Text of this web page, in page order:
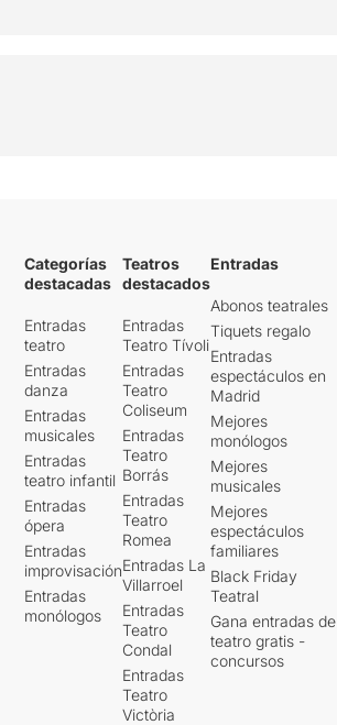
Categorías
destacadas
Entradas
teatro
Entradas
danza
Entradas
musicales
Entradas
teatro infantil
Entradas
ópera
Entradas
improvisación
Entradas
monólogos
Teatros
destacados
Entradas
Teatro Tívoli
Entradas
Teatro
Coliseum
Entradas
Teatro
Borrás
Entradas
Teatro
Romea
Entradas La
Villarroel
Entradas
Teatro
Condal
Entradas
Teatro
Victòria
Entradas
Abonos teatrales
Tiquets regalo
Entradas
espectáculos en
Madrid
Mejores
monólogos
Mejores
musicales
Mejores
espectáculos
familiares
Black Friday
Teatral
Gana entradas de
teatro gratis -
concursos